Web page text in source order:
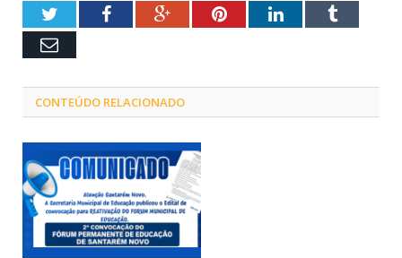
TwitterFacebookGoogle+PinterestLinkedInTumblr
Email
CONTEÚDO RELACIONADO